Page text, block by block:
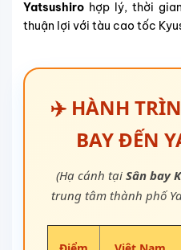
Nội
(HAN
Trên 9 giờ
CM
Trên 9 giờ
Đà
Nẵn
g
(DAD
Trên 9 giờ